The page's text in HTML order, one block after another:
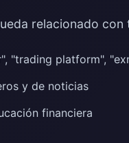
relacionado con
"trading platform",
y de noticias
financiera